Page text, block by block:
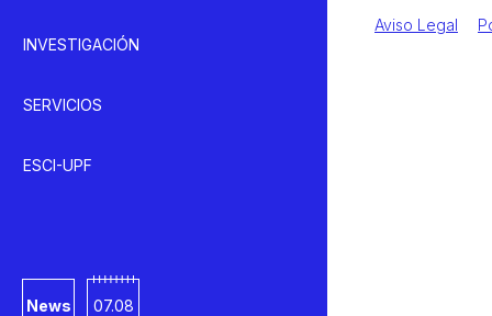
INVESTIGACIÓN
SERVICIOS
ESCI-UPF
News 07.08
Aviso Legal